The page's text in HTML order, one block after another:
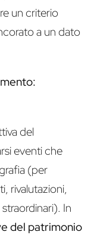
un criterio
a un dato
del
eventi che
(per
rivalutazioni,
In
del patrimonio